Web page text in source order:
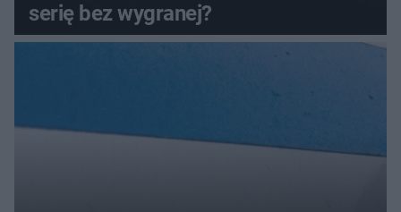
serię bez wygranej?